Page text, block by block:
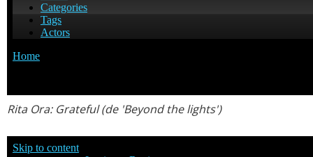
Rita Ora: Grateful(de 'Beyond the lights')